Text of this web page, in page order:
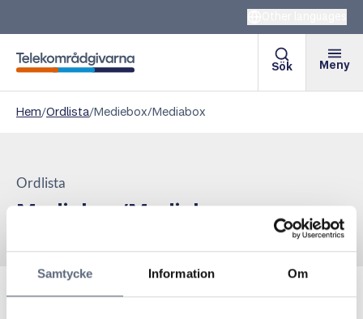
Samtycke Information Om
Telekområdgivarna
Sök Meny
Hem/Ordlista/Mediebox/Mediabox
Ordlista
Mediebox/Mediabox